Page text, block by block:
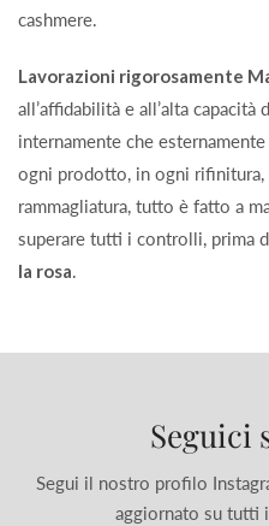
cashmere.
Lavorazioni rigorosamente
all’affidabilità e all’alta
internamente che
ogni prodotto, in ogni
rammagliatura, tutto è fatto a
superare tutti i controlli, prima
la rosa.
Seguici
Segui il nostro profilo
aggiornato su tutti